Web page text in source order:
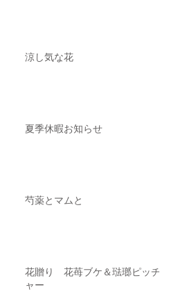
涼し気な花
夏季休暇お知らせ
芍薬とマムと
花贈り 花苺ブケ＆琺瑯ピッチ
ャー